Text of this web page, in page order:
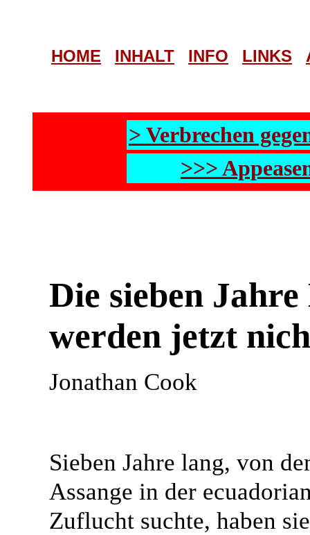
HOME INHALT INFO LINKS
> Verbrechen
>>>
Die sieben
werden jetzt
Jonathan Cook
Sieben Jahre lang, von
Assange in der
Zuflucht suchte, haben